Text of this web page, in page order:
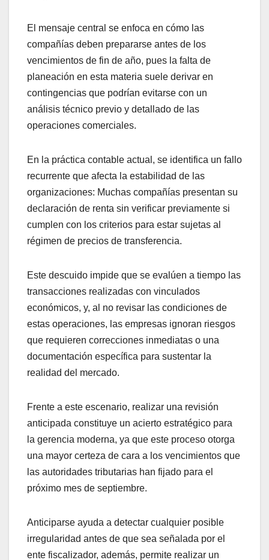
El mensaje central se enfoca en cómo las
compañías deben prepararse antes de los
vencimientos de fin de año, pues la falta de
planeación en esta materia suele derivar en
contingencias que podrían evitarse con un
análisis técnico previo y detallado de las
operaciones comerciales.
En la práctica contable actual, se identifica un fallo
recurrente que afecta la estabilidad de las
organizaciones: Muchas compañías presentan su
declaración de renta sin verificar previamente si
cumplen con los criterios para estar sujetas al
régimen de precios de transferencia.
Este descuido impide que se evalúen a tiempo las
transacciones realizadas con vinculados
económicos, y, al no revisar las condiciones de
estas operaciones, las empresas ignoran riesgos
que requieren correcciones inmediatas o una
documentación específica para sustentar la
realidad del mercado.
Frente a este escenario, realizar una revisión
anticipada constituye un acierto estratégico para
la gerencia moderna, ya que este proceso otorga
una mayor certeza de cara a los vencimientos que
las autoridades tributarias han fijado para el
próximo mes de septiembre.
Anticiparse ayuda a detectar cualquier posible
irregularidad antes de que sea señalada por el
ente fiscalizador, además, permite realizar un